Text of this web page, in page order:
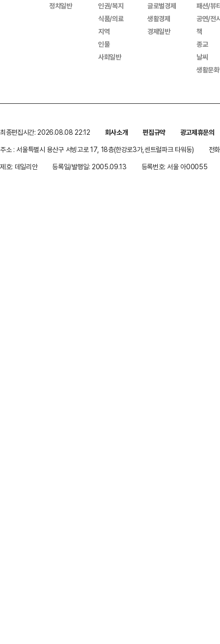
정치일반
인권/복지
식품/의료
지역
인물
사회일반
글로벌경제
생활경제
경제일반
패션/뷰
공연/전
책
종교
날씨
생활문
최종편집시간: 2026.08.08 22:12 회사소개 편집규약
광고제휴문의
주소 : 서울특별시 용산구 서빙고로 17, 18층(한강로3가,센트럴파크 타워동)
전
제호: 데일리안
등록일/발행일: 2005.09.13 등록번호: 서울 아00055